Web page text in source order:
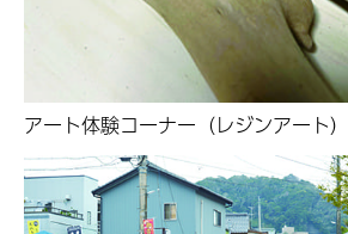
アート体験コーナー（レジンアート）